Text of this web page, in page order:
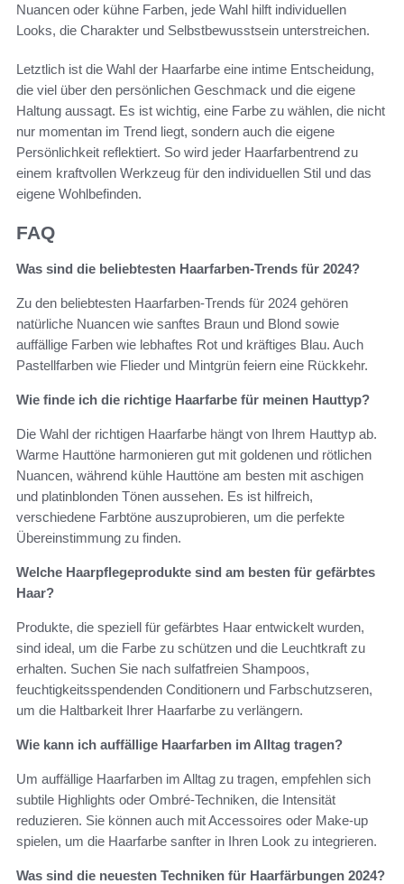
Nuancen oder kühne Farben, jede Wahl hilft individuellen
Looks, die Charakter und Selbstbewusstsein unterstreichen.
Letztlich ist die Wahl der Haarfarbe eine intime Entscheidung,
die viel über den persönlichen Geschmack und die eigene
Haltung aussagt. Es ist wichtig, eine Farbe zu wählen, die nicht
nur momentan im Trend liegt, sondern auch die eigene
Persönlichkeit reflektiert. So wird jeder Haarfarbentrend zu
einem kraftvollen Werkzeug für den individuellen Stil und das
eigene Wohlbefinden.
FAQ
Was sind die beliebtesten Haarfarben-Trends für 2024?
Zu den beliebtesten Haarfarben-Trends für 2024 gehören
natürliche Nuancen wie sanftes Braun und Blond sowie
auffällige Farben wie lebhaftes Rot und kräftiges Blau. Auch
Pastellfarben wie Flieder und Mintgrün feiern eine Rückkehr.
Wie finde ich die richtige Haarfarbe für meinen Hauttyp?
Die Wahl der richtigen Haarfarbe hängt von Ihrem Hauttyp ab.
Warme Hauttöne harmonieren gut mit goldenen und rötlichen
Nuancen, während kühle Hauttöne am besten mit aschigen
und platinblonden Tönen aussehen. Es ist hilfreich,
verschiedene Farbtöne auszuprobieren, um die perfekte
Übereinstimmung zu finden.
Welche Haarpflegeprodukte sind am besten für gefärbtes
Haar?
Produkte, die speziell für gefärbtes Haar entwickelt wurden,
sind ideal, um die Farbe zu schützen und die Leuchtkraft zu
erhalten. Suchen Sie nach sulfatfreien Shampoos,
feuchtigkeitsspendenden Conditionern und Farbschutzseren,
um die Haltbarkeit Ihrer Haarfarbe zu verlängern.
Wie kann ich auffällige Haarfarben im Alltag tragen?
Um auffällige Haarfarben im Alltag zu tragen, empfehlen sich
subtile Highlights oder Ombré-Techniken, die Intensität
reduzieren. Sie können auch mit Accessoires oder Make-up
spielen, um die Haarfarbe sanfter in Ihren Look zu integrieren.
Was sind die neuesten Techniken für Haarfärbungen 2024?